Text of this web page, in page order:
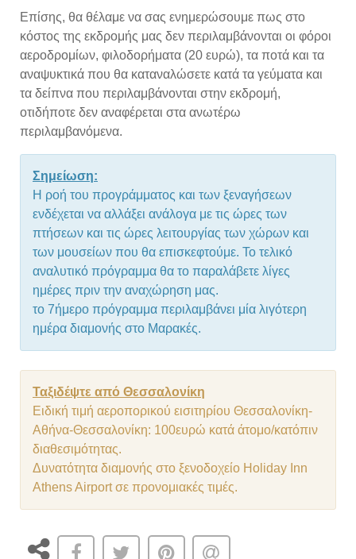
Επίσης, θα θέλαμε να σας ενημερώσουμε πως στο
κόστος της εκδρομής μας δεν περιλαμβάνονται οι φόροι
αεροδρομίων, φιλοδορήματα (20 ευρώ), τα ποτά και τα
αναψυκτικά που θα καταναλώσετε κατά τα γεύματα και
τα δείπνα που περιλαμβάνονται στην εκδρομή,
οτιδήποτε δεν αναφέρεται στα ανωτέρω
περιλαμβανόμενα.
Σημείωση:
Η ροή του προγράμματος και των ξεναγήσεων
ενδέχεται να αλλάξει ανάλογα με τις ώρες των
πτήσεων και τις ώρες λειτουργίας των χώρων και
των μουσείων που θα επισκεφτούμε. Το τελικό
αναλυτικό πρόγραμμα θα το παραλάβετε λίγες
ημέρες πριν την αναχώρηση μας.
το 7ήμερο πρόγραμμα περιλαμβάνει μία λιγότερη
ημέρα διαμονής στο Μαρακές.
Ταξιδέψτε από Θεσσαλονίκη
Ειδική τιμή αεροπορικού εισιτηρίου Θεσσαλονίκη-
Αθήνα-Θεσσαλονίκη: 100ευρώ κατά άτομο/κατόπιν
διαθεσιμότητας.
Δυνατότητα διαμονής στο ξενοδοχείο Holiday Inn
Athens Airport σε προνομιακές τιμές.